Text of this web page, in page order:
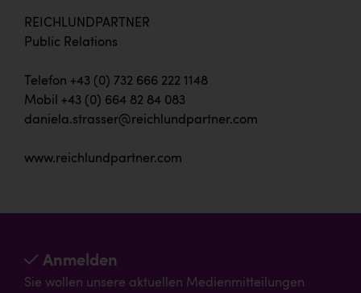
REICHLUNDPARTNER
Public Relations
Telefon +43 (0) 732 666 222 1148
Mobil +43 (0) 664 82 84 083
daniela.strasser@reichlundpartner.com
www.reichlundpartner.com
Anmelden
Sie wollen unsere aktuellen Medienmitteilungen